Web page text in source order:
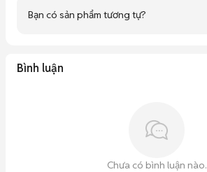
Bạn có sản phẩm tương tự?
Bình luận
Chưa có bình luận nào.